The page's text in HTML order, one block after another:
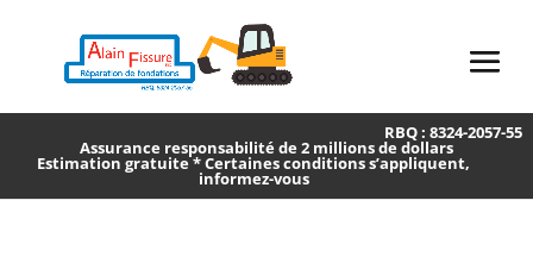
RBQ : 8324-2057-55
Assurance responsabilité de 2 millions de dollars
Estimation gratuite * Certaines conditions s’appliquent,
informez-vous